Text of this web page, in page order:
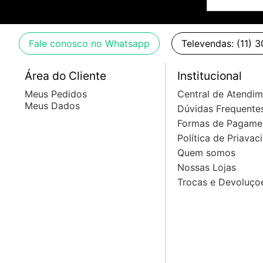
Fale conosco no Whatsapp Televendas: (11)
Área do Cliente
Meus Pedidos
Meus Dados
Institucional
Central de
Dúvidas
Formas de
Política de
Quem somos
Nossas Lojas
Trocas e